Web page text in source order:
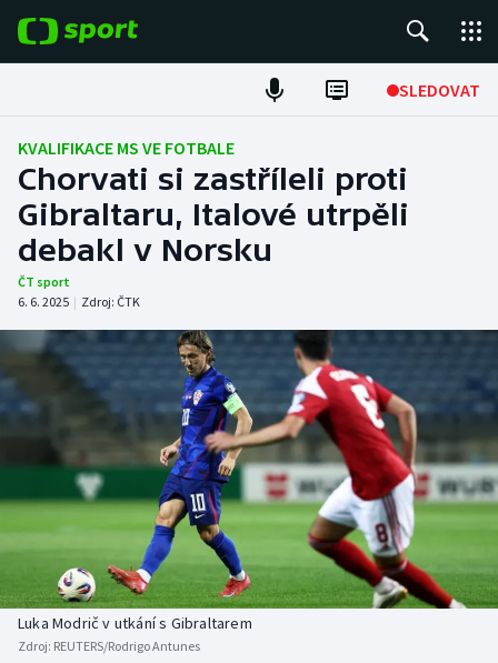
SLEDOVAT
Fotbal
Hokej
Tenis
Atletika
Cyklistika
DALŠÍ SPORTY
Americký fotbal
Baseball a softbal
Basketbal
Biatlon
NEPŘEHLÉDNĚTE
Soutěže
Historické návraty
Aplikace ČT sport
KVALIFIKACE MS VE FOTBALE
Chorvati si zastříleli proti
Gibraltaru, Italové utrpěli
debakl v Norsku
ČT sport
6. 6. 2025 | Zdroj: ČTK
Luka Modrič v utkání s Gibraltarem
Zdroj: REUTERS/Rodrigo Antunes